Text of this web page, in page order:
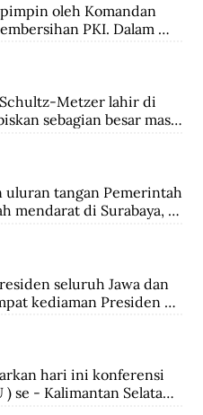
oleh Komandan
PKI. Dalam
wakil dari kedua
Politik dan 21 dari
Metzer lahir di
sebagian besar masa
pendidikan di
guru. Keputusan
Cornelia
memancing protes
Para perempuan
perempuan Indonesia di
perempuan
menunjuk seorang
di organisasi
uluran tangan Pemerintah
mendarat di Surabaya,
untuk membebaskan
RAPWI (Relief
Internees) yang
seluruh Jawa dan
kediaman Presiden
Konperensi
yang lebih erat
swasta.a setelah
penjara
perwira-perwira
(Relief of Allied Prisoners
hari ini konferensi
) se - Kalimantan Selatan
supaya mengubah